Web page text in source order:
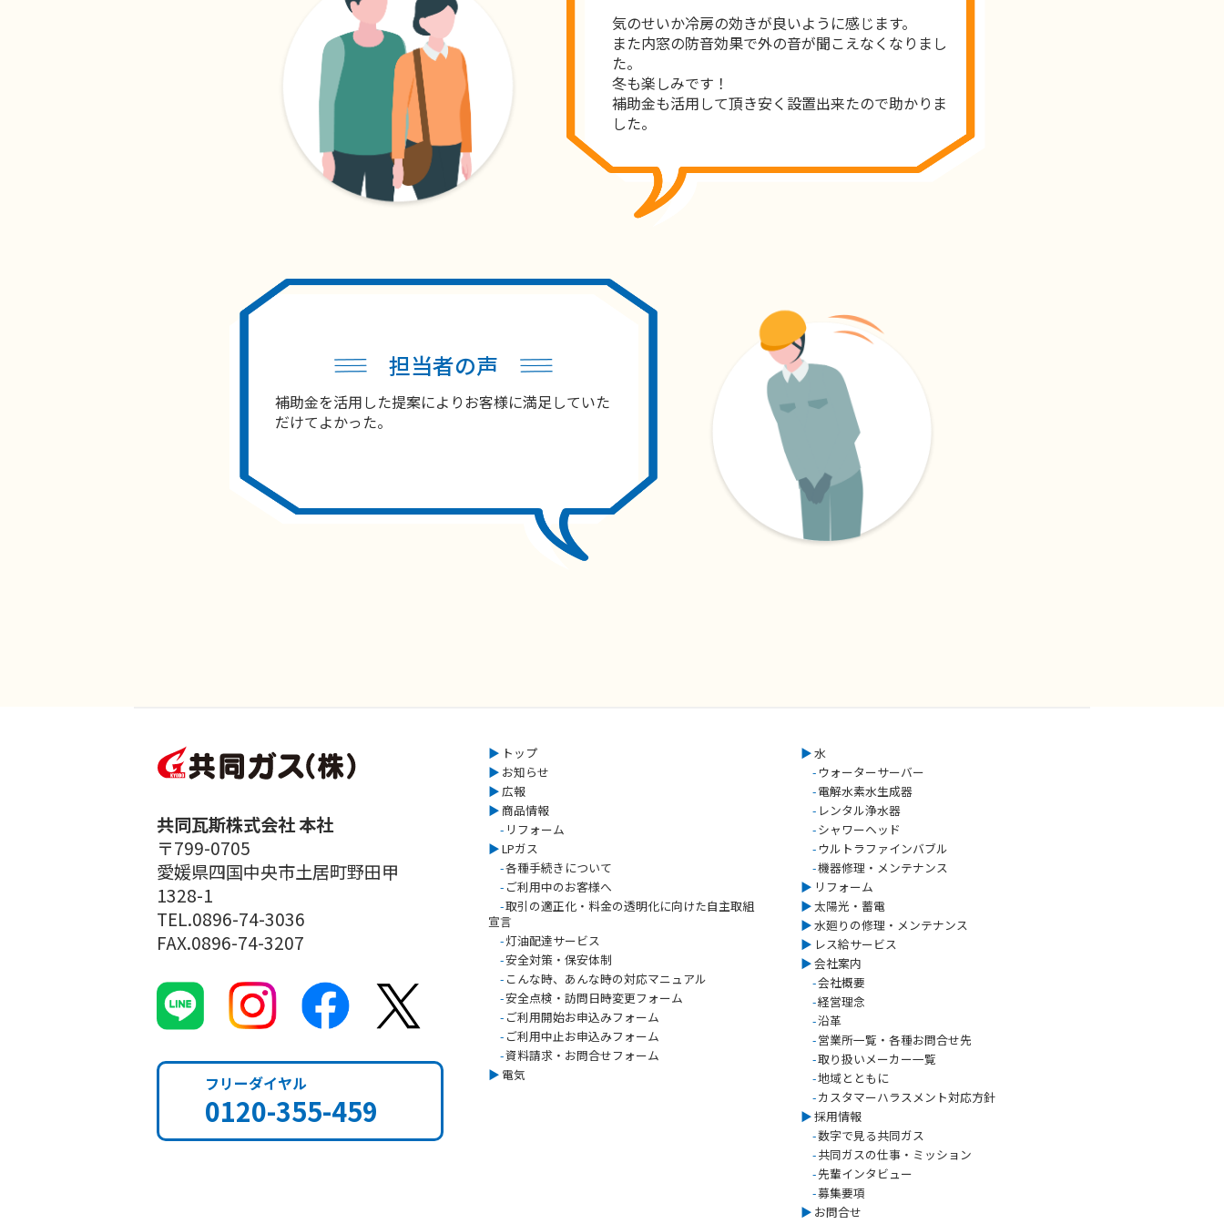
気のせいか冷房の効きが良いように感じます。
また内窓の防音効果で外の音が聞こえなくなりまし
た。
冬も楽しみです！
補助金も活用して頂き安く設置出来たので助かりま
した。
担当者の声
補助金を活用した提案によりお客様に満足していた
だけてよかった。
共同瓦斯株式会社 本社
〒799-0705
愛媛県四国中央市土居町野田甲
1328-1
TEL.0896-74-3036
FAX.0896-74-3207
フリーダイヤル
0120-355-459
▶︎ トップ
▶︎ お知らせ
▶︎広報
▶︎ 商品情報
- リフォーム
▶︎LPガス
-各種手続きについて
- ご利用中のお客様へ
-取引の適正化・料金の透明化に向けた自主取組
宣言
-灯油配達サービス
-安全対策・保安体制
- こんな時、あんな時の対応マニュアル
-安全点検・訪問日時変更フォーム
- ご利用開始お申込みフォーム
- ご利用中止お申込みフォーム
-資料請求・お問合せフォーム
▶︎ 電気
▶︎水
- ウォーターサーバー
-電解水素水生成器
- レンタル浄水器
-シャワーヘッド
- ウルトラファインバブル
-機器修理・メンテナンス
▶︎ リフォーム
▶︎太陽光・蓄電
▶︎水廻りの修理・メンテナンス
▶︎ レス給サービス
▶︎会社案内
-会社概要
-経営理念
-沿革
-営業所一覧・各種お問合せ先
-取り扱いメーカー一覧
-地域とともに
-カスタマーハラスメント対応方針
▶︎採用情報
-数字で見る共同ガス
-共同ガスの仕事・ミッション
-先輩インタビュー
-募集要項
▶︎ お問合せ